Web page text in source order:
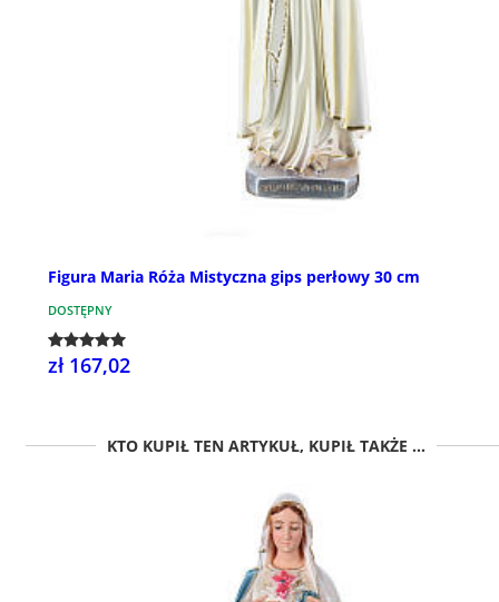
Figura Maria Róża Mistyczna gips perłowy 30 cm
DOSTĘPNY
zł 167,02
KTO KUPIŁ TEN ARTYKUŁ, KUPIŁ TAKŻE ...